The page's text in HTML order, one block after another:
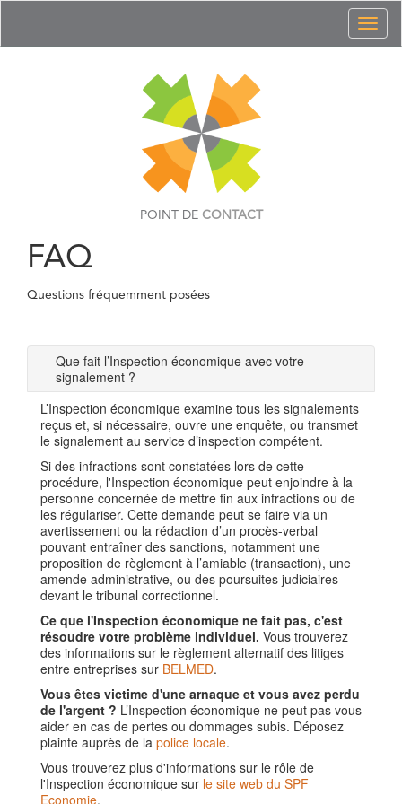
POINT DE CONTACT
FAQ
Questions fréquemment posées
Que fait l’Inspection économique avec votre
signalement ?
L’Inspection économique examine tous les signalements
reçus et, si nécessaire, ouvre une enquête, ou transmet
le signalement au service d’inspection compétent.
Si des infractions sont constatées lors de cette
procédure, l'Inspection économique peut enjoindre à la
personne concernée de mettre fin aux infractions ou de
les régulariser. Cette demande peut se faire via un
avertissement ou la rédaction d’un procès-verbal
pouvant entraîner des sanctions, notamment une
proposition de règlement à l’amiable (transaction), une
amende administrative, ou des poursuites judiciaires
devant le tribunal correctionnel.
Ce que l'Inspection économique ne fait pas, c'est
résoudre votre problème individuel. Vous trouverez
des informations sur le règlement alternatif des litiges
entre entreprises sur BELMED.
Vous êtes victime d'une arnaque et vous avez perdu
de l'argent ? L’Inspection économique ne peut pas vous
aider en cas de pertes ou dommages subis. Déposez
plainte auprès de la police locale.
Vous trouverez plus d'informations sur le rôle de
l'Inspection économique sur le site web du SPF
Economie.